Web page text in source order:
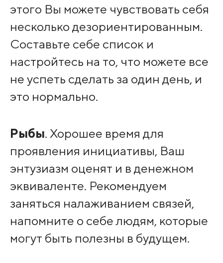
этого Вы можете чувствовать себя
несколько дезориентированным.
Составьте себе список и
настройтесь на то, что можете все
не успеть сделать за один день, и
это нормально.
Рыбы. Хорошее время для
проявления инициативы, Ваш
энтузиазм оценят и в денежном
эквиваленте. Рекомендуем
заняться налаживанием связей,
напомните о себе людям, которые
могут быть полезны в будущем.